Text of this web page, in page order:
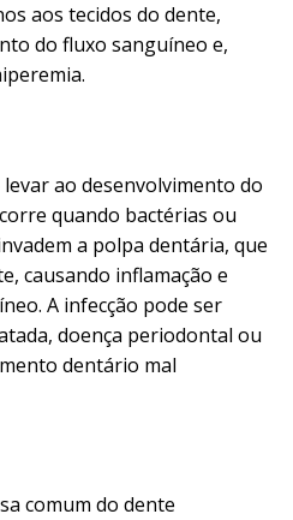
aos tecidos do dente,
do fluxo sanguíneo e,
ao desenvolvimento do
quando bactérias ou
a polpa dentária, que
causando inflamação e
A infecção pode ser
doença periodontal ou
dentário mal
comum do dente